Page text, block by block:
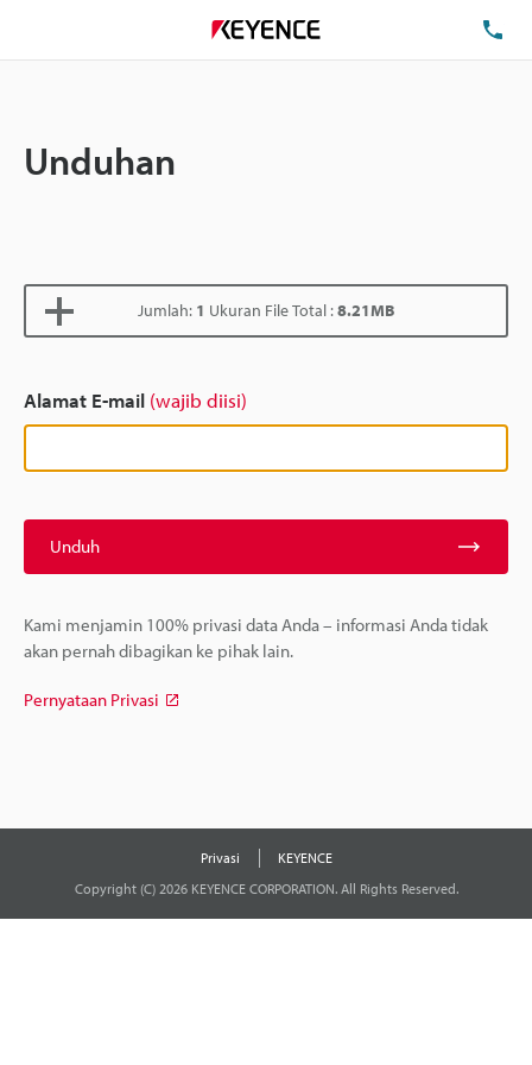
Unduhan
Jumlah: 1 Ukuran File Total :8.21MB
Alamat E-mail (wajib diisi)
Unduh
Kami menjamin 100% privasi data Anda – informasi Anda tidak
akan pernah dibagikan ke pihak lain.
Pernyataan Privasi
Privasi
KEYENCE
Copyright (C) 2026 KEYENCE CORPORATION. All Rights Reserved.